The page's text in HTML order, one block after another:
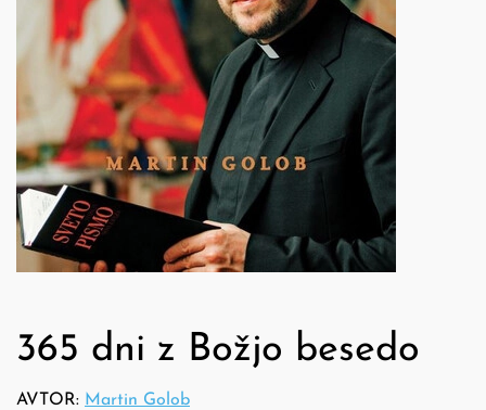
365 dni z Božjo besedo
AVTOR: Martin Golob